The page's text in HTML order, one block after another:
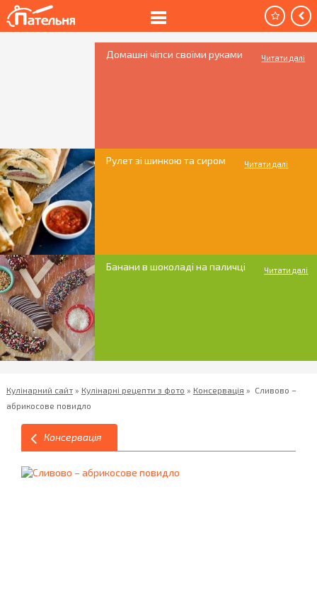
Домашні чіпси своїми руками Читати далі
Рулет зі шинкою та сиром Читати далі
Банани в шоколаді на паличці Читати далі
Кулінарний сайт» Кулінарні рецепти з фото » Консервація » Сливово –
абрикосове повидло
Консервація